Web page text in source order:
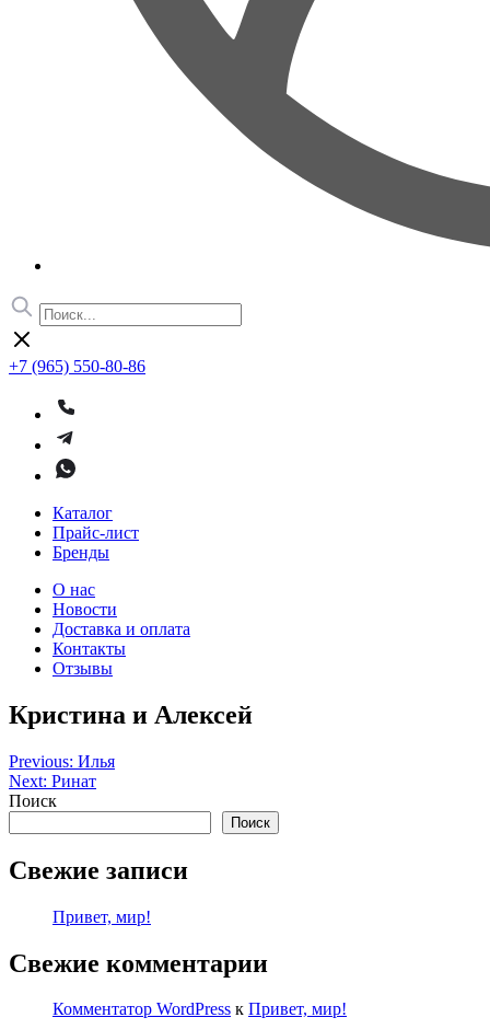
+7 (965) 550-80-86
Каталог
Прайс-лист
Бренды
О нас
Новости
Доставка и оплата
Контакты
Отзывы
Кристина и Алексей
Навигация
по
Previous: Илья
Next: Ринат
Поиск
Поиск
Свежие записи
Привет, мир!
Свежие комментарии
Комментатор WordPress к Привет, мир!